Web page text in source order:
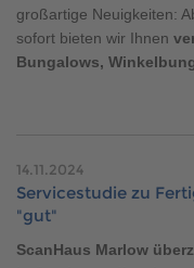
großartige Neuigkeiten:
sofort bieten wir Ihnen
Bungalows,
14.11.2024
Servicestudie zu
"gut"
ScanHaus Marlow